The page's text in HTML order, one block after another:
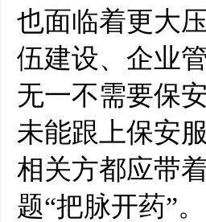
也面临着更大
伍建设、企业
无一不需要保
未能跟上保安
相关方都应带
题“把脉开药”